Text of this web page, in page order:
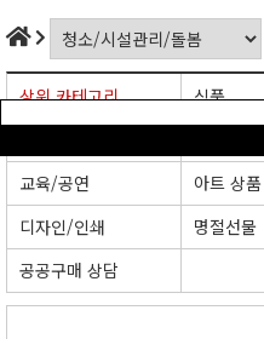
상위 카테고리 식품
교육/공연
아트 상품
디자인/인쇄
명절선물
공공구매 상담